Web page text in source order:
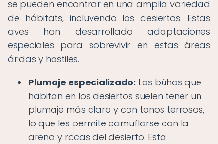
se pueden encontrar en una amplia variedad
de hábitats, incluyendo los desiertos. Estas
aves han desarrollado adaptaciones
especiales para sobrevivir en estas áreas
áridas y hostiles.
Plumaje especializado: Los búhos que
habitan en los desiertos suelen tener un
plumaje más claro y con tonos terrosos,
lo que les permite camuflarse con la
arena y rocas del desierto. Esta